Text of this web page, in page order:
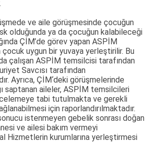
ve aile görüşmesinde çocuğun
olduğunda ya da çocuğun kalabileceği
ÇİM’de görev yapan ASPİM
uygun bir yuvaya yerleştirilir. Bu
çalışan ASPİM temsilcisi tarafından
Savcısı tarafından
Ayrıca, ÇİM‘deki görüşmelerinde
saptanan aileler, ASPİM temsilcileri
tabi tutulmakta ve gerekli
için raporlandırılmaktadır.
istenmeyen gebelik sonrası doğan
ve ailesi bakım vermeyi
Hizmetlerin kurumlarına yerleştirmesi